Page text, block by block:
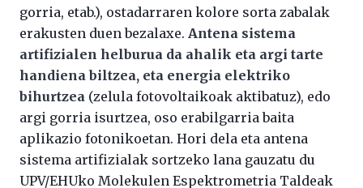
gorria, etab.), ostadarraren kolore sorta zabalak
erakusten duen bezalaxe. Antena sistema
artifizialen helburua da ahalik eta argi tarte
handiena biltzea, eta energia elektriko
bihurtzea (zelula fotovoltaikoak aktibatuz), edo
argi gorria isurtzea, oso erabilgarria baita
aplikazio fotonikoetan. Hori dela eta antena
sistema artifizialak sortzeko lana gauzatu du
UPV/EHUko Molekulen Espektrometria Taldeak